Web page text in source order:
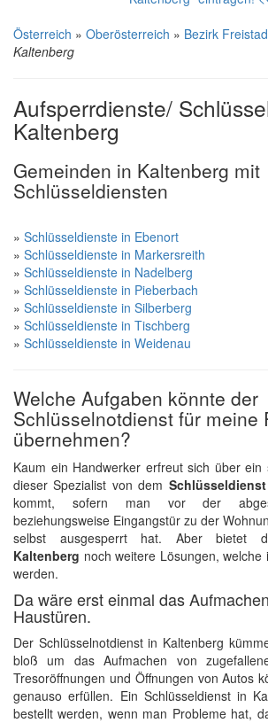
Österreich » Oberösterreich » Bezirk
Kaltenberg
Aufsperrdienste/
Kaltenberg
Gemeinden in Kaltenberg mit
Schlüsseldiensten
» Schlüsseldienste in Ebenort
» Schlüsseldienste in Markersreith
» Schlüsseldienste in Nadelberg
» Schlüsseldienste in Pieberbach
» Schlüsseldienste in Silberberg
» Schlüsseldienste in Tischberg
» Schlüsseldienste in Weidenau
Welche Aufgaben könnte der
Schlüsselnotdienst für meine
übernehmen?
Kaum ein Handwerker erfreut sich über
dieser Spezialist von dem
kommt, sofern man vor der
beziehungsweise Eingangstür zu der
selbst ausgesperrt hat. Aber bietet
Kaltenberg noch weitere Lösungen,
werden.
Da wäre erst einmal das
Haustüren.
Der Schlüsselnotdienst in Kaltenberg
bloß um das Aufmachen von
Tresoröffnungen und Öffnungen von Autos
genauso erfüllen. Ein Schlüsseldienst in
bestellt werden, wenn man Probleme hat,